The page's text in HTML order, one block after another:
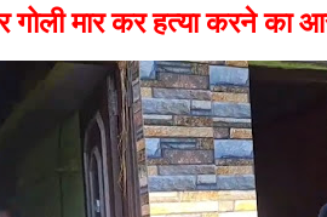
मार कर हत्या करने का